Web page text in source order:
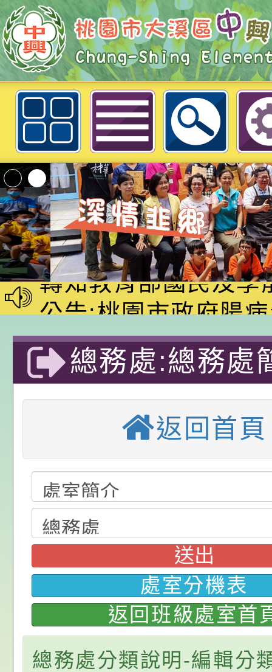
總務處簡介
本校「115學年度國
校課程計畫」核定一
轉知教育部國民及學
辦理「115年度教育
前教育署辦理性別平
置課程與教學人才庫
畫」一案， 請教師
請，請查照。
公告:桃園市政府腸
施問答集
轉知:桃園市交通局
減碳存摺2.0」全民
桃園市政府家庭教育
年度祖孫樂淘桃－祖
祝活動」海報電子
位協助鼓勵所屬同仁
關（構）、學校、民
名參加，請查照
轉知有關銓敘部建置
員退休所得重審後
算器」，公立學校退
亦可利用
檢送財團法人台灣
發展協會辦理115年
看國產豬肉生產流程
一案，請查照。
轉知:桃園市衛生局
年桃園市青少年菸害
解謎活動」
轉知有關銓敘部建置
員退休所得重審後實
算器」，請各機關學
屬退休人員多加利用
115學年度課後照顧
選結果
本校「115學年度國
校課程計畫」核定一
轉知教育部國民及學
辦理「115年度教育
前教育署辦理性別平
公告:桃園市政府腸
施問答集
轉知:桃園市交通局
總務處:總務處
質教育國
返回首頁
送出
處室分機表
返回班級處室首
總務處分類說明-編輯分